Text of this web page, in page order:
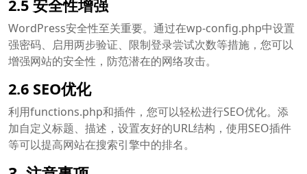
2.5 安全性增强
WordPress安全性至关重要。通过在wp-config.php中设置
强密码、启用两步验证、限制登录尝试次数等措施，您可以
增强网站的安全性，防范潜在的网络攻击。
2.6 SEO优化
利用functions.php和插件，您可以轻松进行SEO优化。添
加自定义标题、描述，设置友好的URL结构，使用SEO插件
等可以提高网站在搜索引擎中的排名。